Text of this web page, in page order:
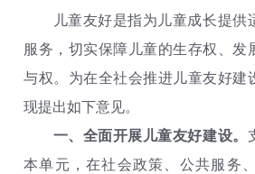
儿童友好是指为儿童成长提供
服务，切实保障儿童的生存权、发
与权。为在全社会推进儿童友好建
现提出如下意见。
一、全面开展儿童友好建设。
本单元，在社会政策、公共服务